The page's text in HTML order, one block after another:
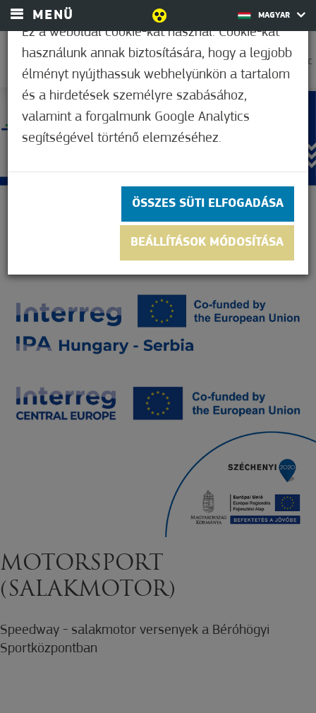
MENÜ MAGYAR
33,9°C
MOTORSPORT
(SALAKMOTOR)
Speedway - salakmotor versenyek a Béróhögyi
Sportközpontban
Ez a weboldal cookie-kat használ. Cookie-kat
használunk annak biztosítására, hogy a legjobb
élményt nyújthassuk webhelyünkön a tartalom
és a hirdetések személyre szabásához,
valamint a forgalmunk Google Analytics
segítségével történő elemzéséhez.
ÖSSZES SÜTI ELFOGADÁSA
BEÁLLÍTÁSOK MÓDOSÍTÁSA